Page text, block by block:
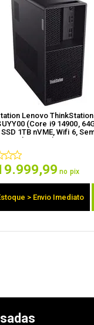
Lenovo
(Core i9 14900,
SSD 1TB nVME, Wifi 6,
+Tecl+Mouse)
.999,99 no pix
> Envio Imediato